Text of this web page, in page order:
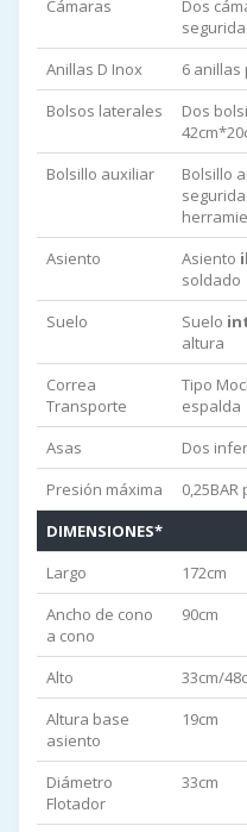
Cámaras
Dos
Anillas D Inox
6
Bolsos laterales
Dos
Bolsillo auxiliar Bolsillo
Asiento Asiento
soldado
Suelo Suelo
altura
Correa
Transporte
Tipo
espalda
Asas
Dos
Presión máxima
DIMENSIONES*
Largo
172cm
Ancho de cono
a cono
90cm
Alto
33cm/
Altura base
asiento
19cm
Diámetro
Flotador
33cm